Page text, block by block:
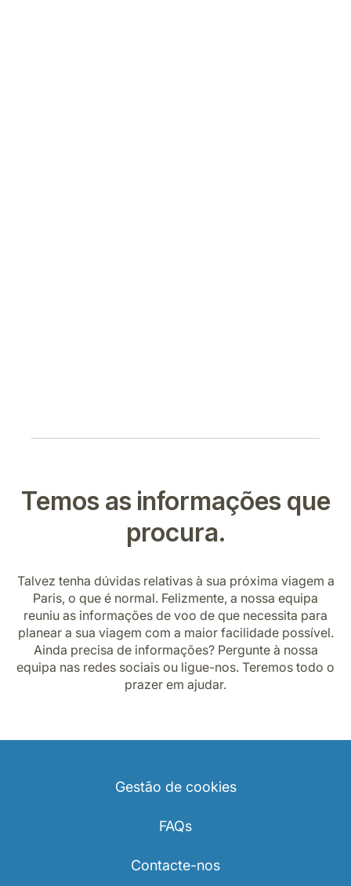
Temos as informações que
procura.
Talvez tenha dúvidas relativas à sua próxima viagem a
Paris, o que é normal. Felizmente, a nossa equipa
reuniu as informações de voo de que necessita para
planear a sua viagem com a maior facilidade possível.
Ainda precisa de informações? Pergunte à nossa
equipa nas redes sociais ou ligue-nos. Teremos todo o
prazer em ajudar.
Gestão de cookies
FAQs
Contacte-nos